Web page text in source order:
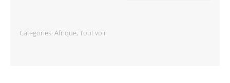
Categories: Afrique, Tout voir